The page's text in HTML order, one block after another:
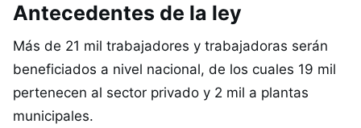
Antecedentes de la ley
Más de 21 mil trabajadores y trabajadoras serán
beneficiados a nivel nacional, de los cuales 19 mil
pertenecen al sector privado y 2 mil a plantas
municipales.